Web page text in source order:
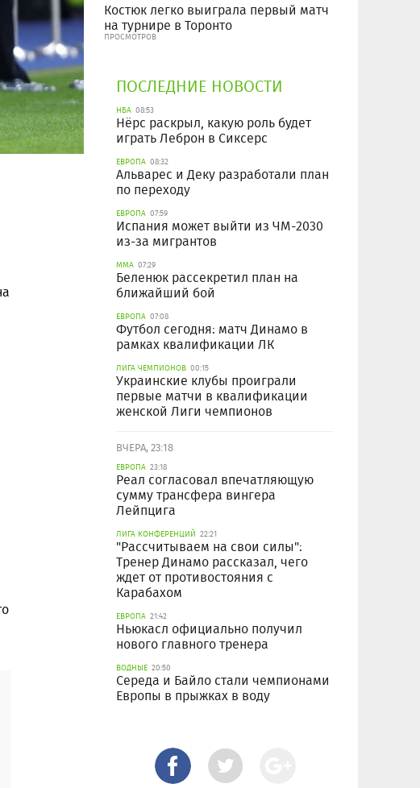
Костюк легко выиграла первый матч
на турнире в Торонто
ПРОСМОТРОВ
ПОСЛЕДНИЕ НОВОСТИ
НБА 08:53
Нёрс раскрыл, какую роль будет
играть Леброн в Сиксерс
ЕВРОПА 08:32
Альварес и Деку разработали план
по переходу
ЕВРОПА 07:59
Испания может выйти из ЧМ-2030
из-за мигрантов
ММА 07:29
Беленюк рассекретил план на
ближайший бой
ЕВРОПА 07:08
Футбол сегодня: матч Динамо в
рамках квалификации ЛК
ЛИГА ЧЕМПИОНОВ 00:15
Украинские клубы проиграли
первые матчи в квалификации
женской Лиги чемпионов
ВЧЕРА, 23:18
ЕВРОПА 23:18
Реал согласовал впечатляющую
сумму трансфера вингера
Лейпцига
ЛИГА КОНФЕРЕНЦИЙ 22:21
"Рассчитываем на свои силы":
Тренер Динамо рассказал, чего
ждет от противостояния с
Карабахом
ЕВРОПА 21:42
Ньюкасл официально получил
нового главного тренера
ВОДНЫЕ 20:50
Середа и Байло стали чемпионами
Европы в прыжках в воду